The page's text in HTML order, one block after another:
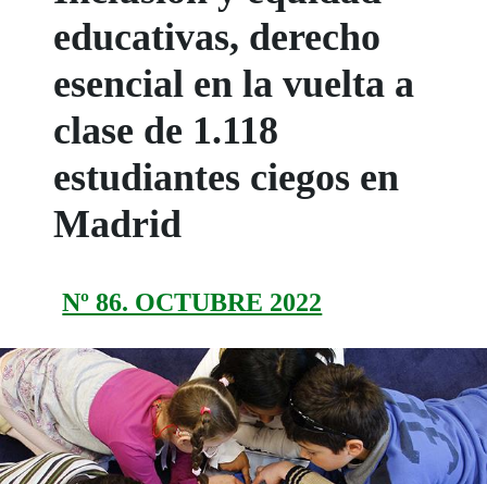
educativas, derecho
esencial en la vuelta a
clase de 1.118
estudiantes ciegos en
Madrid
Nº 86. OCTUBRE 2022